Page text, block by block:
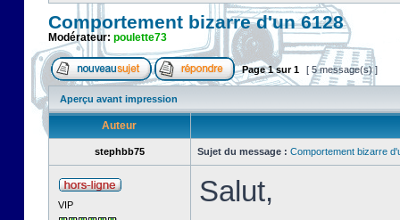
Comportement bizarre d'un 6128
Modérateur: poulette73
Page1sur1 [ 5 message(s) ]
Aperçu avant impression
Auteur
stephbb75 Sujet du message : Comportement bizarre
VIP Salut,